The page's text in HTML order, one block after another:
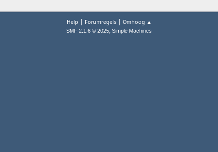
Help | Forumregels| Omhoog ▲
SMF 2.1.6 © 2025, Simple Machines